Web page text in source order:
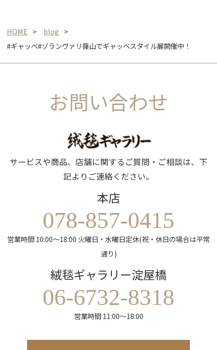
HOME
blog
#ギャッベ#ゾランヴァリ篠山でギャッベスタイル展開催中！
お問い合わせ
サービスや商品、店舗に関するご質問・ご相談は、下
記よりご連絡ください。
本店
078-857-0415
営業時間 10:00～18:00 火曜日・水曜日定休(祝・休日の場合は平常
通り)
絨毯ギャラリー淀屋橋
06-6732-8318
営業時間 11:00～18:00